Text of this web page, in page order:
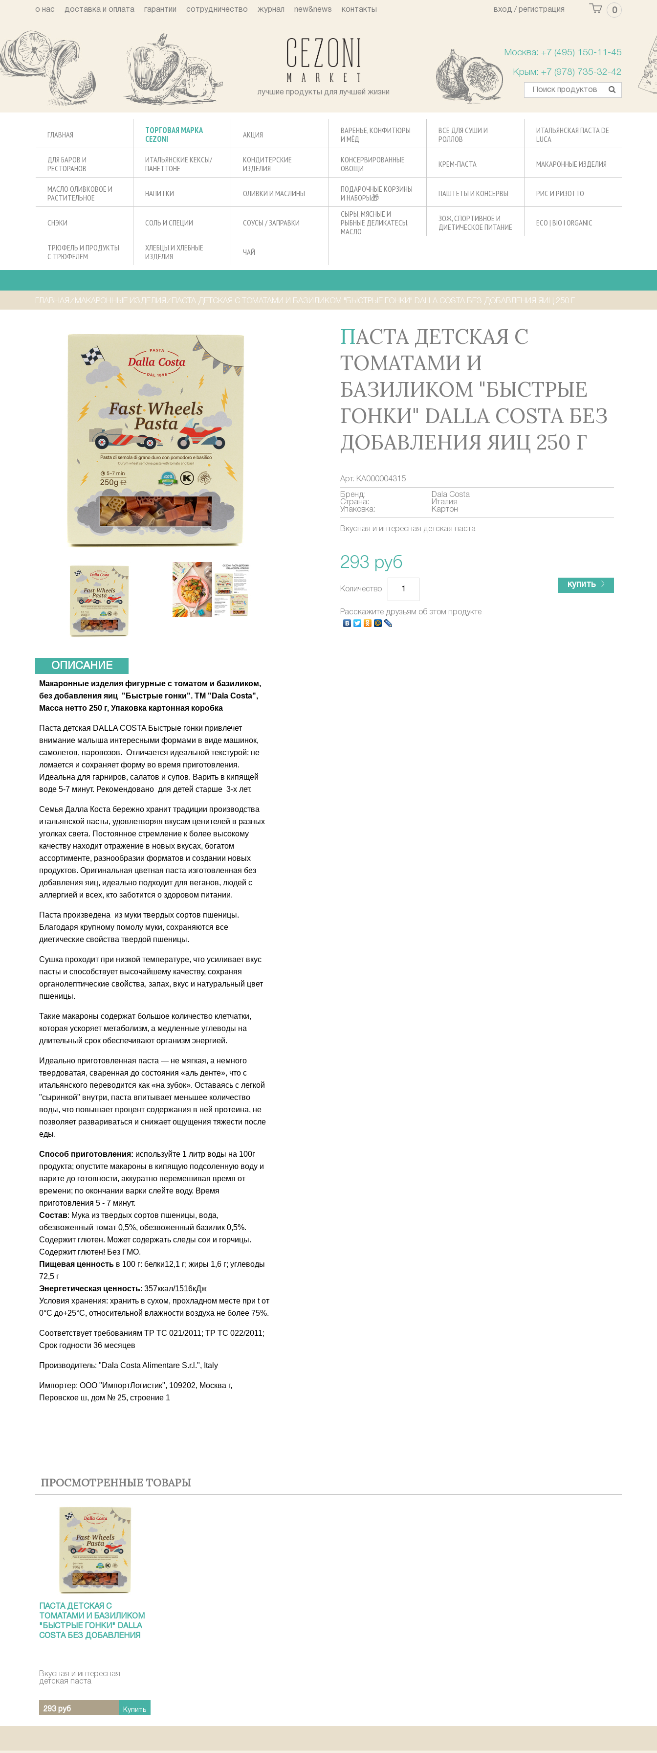
о нас доставка и оплата гарантии сотрудничество журнал new&news контакты 0
вход / регистрация
лучшие продукты для лучшей жизни
Москва: +7 (495) 150-11-45
Крым: +7 (978) 735-32-42
ГЛАВНАЯ
ТОРГОВАЯ МАРКА
CEZONI
АКЦИЯ
ВАРЕНЬЕ, КОНФИТЮРЫ
И МЁД
ВСЕ ДЛЯ СУШИ И
РОЛЛОВ
ИТАЛЬЯНСКАЯ ПАСТА DE
LUCA
ДЛЯ БАРОВ И
РЕСТОРАНОВ
ИТАЛЬЯНСКИЕ КЕКСЫ/
ПАНЕТТОНЕ
КОНДИТЕРСКИЕ
ИЗДЕЛИЯ
КОНСЕРВИРОВАННЫЕ
ОВОЩИ
КРЕМ-ПАСТА МАКАРОННЫЕ ИЗДЕЛИЯ
МАСЛО ОЛИВКОВОЕ И
РАСТИТЕЛЬНОЕ
НАПИТКИ ОЛИВКИ И МАСЛИНЫ
ПОДАРОЧНЫЕ КОРЗИНЫ
И НАБОРЫ🎁
ПАШТЕТЫ И КОНСЕРВЫ РИС И РИЗОТТО
СНЭКИ СОЛЬ И СПЕЦИИ СОУСЫ / ЗАПРАВКИ
СЫРЫ, МЯСНЫЕ И
РЫБНЫЕ ДЕЛИКАТЕСЫ,
МАСЛО
ЗОЖ, СПОРТИВНОЕ И
ДИЕТИЧЕСКОЕ ПИТАНИЕ
ECO | BIO I ORGANIC
ТРЮФЕЛЬ И ПРОДУКТЫ
С ТРЮФЕЛЕМ
ХЛЕБЦЫ И ХЛЕБНЫЕ
ИЗДЕЛИЯ
ЧАЙ
ГЛАВНАЯ ⁄ МАКАРОННЫЕ ИЗДЕЛИЯ ⁄ ПАСТА ДЕТСКАЯ С ТОМАТАМИ И БАЗИЛИКОМ "БЫСТРЫЕ ГОНКИ" DALLA COSTA БЕЗ ДОБАВЛЕНИЯ ЯИЦ 250 Г
ОПИСАНИЕ
Макаронные изделия фигурные с томатом и базиликом,
без добавления яиц "Быстрые гонки". ТМ "Dala Costa",
Масса нетто 250 г, Упаковка картонная коробка
Паста детская DALLA COSTA Быстрые гонки привлечет
внимание малыша интересными формами в виде машинок,
самолетов, паровозов. Отличается идеальной текстурой: не
ломается и сохраняет форму во время приготовления.
Идеальна для гарниров, салатов и супов. Варить в кипящей
воде 5-7 минут. Рекомендовано для детей старше 3-х лет.
Семья Далла Коста бережно хранит традиции производства
итальянской пасты, удовлетворяя вкусам ценителей в разных
уголках света. Постоянное стремление к более высокому
качеству находит отражение в новых вкусах, богатом
ассортименте, разнообразии форматов и создании новых
продуктов. Оригинальная цветная паста изготовленная без
добавления яиц, идеально подходит для веганов, людей с
аллергией и всех, кто заботится о здоровом питании.
Паста произведена из муки твердых сортов пшеницы.
Благодаря крупному помолу муки, сохраняются все
диетические свойства твердой пшеницы.
Сушка проходит при низкой температуре, что усиливает вкус
пасты и способствует высочайшему качеству, сохраняя
органолептические свойства, запах, вкус и натуральный цвет
пшеницы.
Такие макароны содержат большое количество клетчатки,
которая ускоряет метаболизм, а медленные углеводы на
длительный срок обеспечивают организм энергией.
Идеально приготовленная паста — не мягкая, а немного
твердоватая, сваренная до состояния «аль денте», что с
итальянского переводится как «на зубок». Оставаясь с легкой
"сыринкой" внутри, паста впитывает меньшее количество
воды, что повышает процент содержания в ней протеина, не
позволяет развариваться и снижает ощущения тяжести после
еды.
Способ приготовления: используйте 1 литр воды на 100г
продукта; опустите макароны в кипящую подсоленную воду и
варите до готовности, аккуратно перемешивая время от
времени; по окончании варки слейте воду. Время
приготовления 5 - 7 минут.
Состав: Мука из твердых сортов пшеницы, вода,
обезвоженный томат 0,5%, обезвоженный базилик 0,5%.
Содержит глютен. Может содержать следы сои и горчицы.
Содержит глютен! Без ГМО.
Пищевая ценность в 100 г: белки12,1 г; жиры 1,6 г; углеводы
72,5 г
Энергетическая ценность: 357ккал/1516кДж
Условия хранения: хранить в сухом, прохладном месте при t от
0°С до+25°С, относительной влажности воздуха не более 75%.
Соответствует требованиям ТР ТС 021/2011; ТР ТС 022/2011;
Срок годности 36 месяцев
Производитель: "Dala Costa Alimentare S.r.l.", Italy
Импортер: ООО "ИмпортЛогистик", 109202, Москва г,
Перовское ш, дом № 25, строение 1
ПАСТА ДЕТСКАЯ С
ТОМАТАМИ И
БАЗИЛИКОМ "БЫСТРЫЕ
ГОНКИ" DALLA COSTA БЕЗ
ДОБАВЛЕНИЯ ЯИЦ 250 Г
Арт. КА000004315
Бренд:
Dala Costa
Страна:
Италия
Упаковка:
Картон
Вкусная и интересная детская паста
293 руб
Количество
купить
Расскажите друзьям об этом продукте
ПРОСМОТРЕННЫЕ ТОВАРЫ
ПАСТА ДЕТСКАЯ С
ТОМАТАМИ И БАЗИЛИКОМ
"БЫСТРЫЕ ГОНКИ" DALLA
COSTA БЕЗ ДОБАВЛЕНИЯ
Вкусная и интересная
детская паста
293 руб Купить